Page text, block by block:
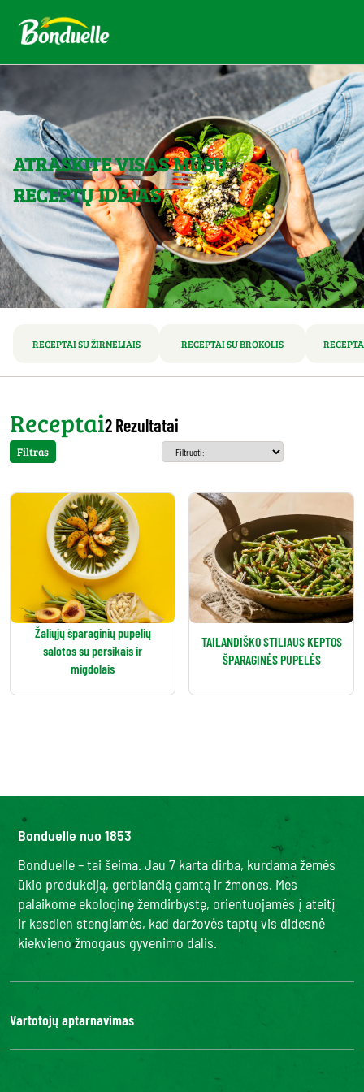
ATRASKITE VISAS MŪSŲ
RECEPTŲ IDĖJAS
RECEPTAI SU ŽIRNELIAIS RECEPTAI SU BROKOLIS
Receptai2 Rezultatai
Filtras
Žaliųjų šparaginių pupelių
salotos su persikais ir
migdolais
TAILANDIŠKO STILIAUS KEPTOS
ŠPARAGINĖS PUPELĖS
Bonduelle nuo 1853
Bonduelle – tai šeima. Jau 7 karta dirba, kurdama žemės
ūkio produkciją, gerbiančią gamtą ir žmones. Mes
palaikome ekologinę žemdirbystę, orientuojamės į ateitį
ir kasdien stengiamės, kad daržovės taptų vis didesnė
kiekvieno žmogaus gyvenimo dalis.
Vartotojų aptarnavimas
Kontaktai